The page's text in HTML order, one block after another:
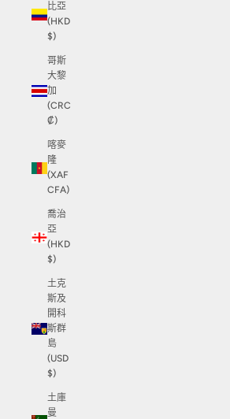
比亞
(HKD
$)
哥斯
大黎
加
(CRC
₡)
喀麥
隆
(XAF
CFA)
喬治
亞
(HKD
$)
土克
斯及
開科
斯群
島
(USD
$)
土庫
曼